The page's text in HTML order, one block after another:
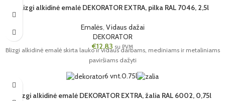
Blizgi alkidinė emalė DEKORATOR EXTRA, pilka RAL 7046, 2,5l
Emalės, Vidaus dažai
DEKORATOR
€12,83 su PVM
Blizgi alkidinė emalė skirta lauko ir vidaus darbams, mediniams ir metaliniams
paviršiams dažyti
6 vnt.0.75l
Blizgi alkidinė emalė DEKORATOR EXTRA, žalia RAL 6002, 0,75l